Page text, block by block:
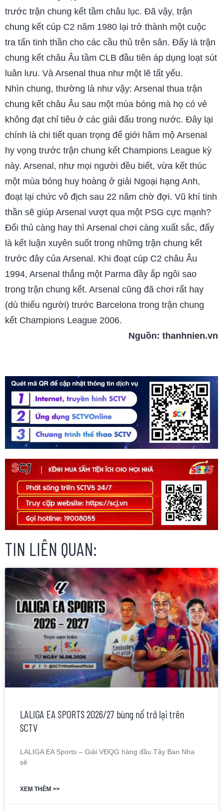
trước trận chung kết tầm châu lục. Đã vậy, trận
chung kết cúp C2 năm 1980 lại trở thành một cuộc
tra tấn tinh thần cho các cầu thủ trên sân. Đấy là trận
chung kết châu Âu tầm CLB đầu tiên áp dụng loạt sút
luân lưu. Và Arsenal thua như một lẽ tất yếu.
Nhìn chung, thường là như vậy: Arsenal thua trận
chung kết châu Âu sau một mùa bóng mà họ có vẻ
không đạt chỉ tiêu ở các giải đấu trong nước. Đây lại
chính là chi tiết quan trọng để giới hâm mộ Arsenal
hy vọng trước trận chung kết Champions League kỳ
này. Arsenal, như mọi người đều biết, vừa kết thúc
một mùa bóng huy hoàng ở giải Ngoại hạng Anh,
đoạt lại chức vô địch sau 22 năm chờ đợi. Vũ khí tinh
thần sẽ giúp Arsenal vượt qua một PSG cực mạnh?
Đối thủ càng hay thì Arsenal chơi càng xuất sắc, đấy
là kết luận xuyên suốt trong những trận chung kết
trước đây của Arsenal. Khi đoạt cúp C2 châu Âu
1994, Arsenal thắng một Parma đầy ắp ngôi sao
trong trận chung kết. Arsenal cũng đã chơi rất hay
(dù thiếu người) trước Barcelona trong trận chung
kết Champions League 2006.
Nguồn: thanhnien.vn
TIN LIÊN QUAN:
LALIGA EA SPORTS 2026/27 bùng nổ trở lại trên
SCTV
LALIGA EA Sports – Giải VĐQG hàng đầu Tây Ban Nha
sẽ
XEM THÊM >>